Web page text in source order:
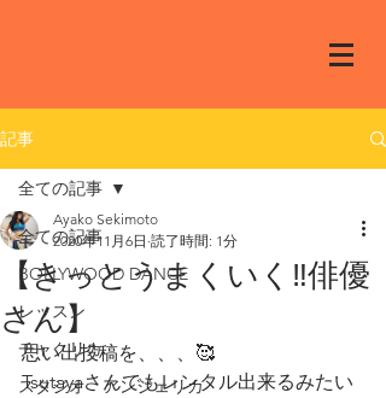
記事
全ての記事
BOLLYWOOD DANCE
レッスン
チャクリカ
スタジオ アンジェリカ
全ての記事
【きっとうまくいく‼️俳優
さん】
Ayako Sekimoto
2020年11月6日 読了時間: 1分
思い出投稿を、、、🥰
Tsutayaさんでもレンタル出来るみたい